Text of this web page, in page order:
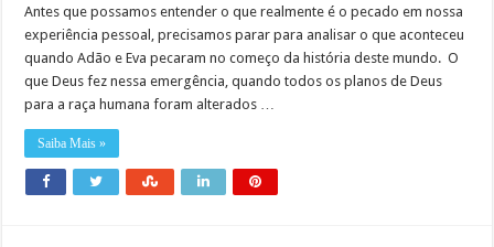
Antes que possamos entender o que realmente é o pecado em nossa
experiência pessoal, precisamos parar para analisar o que aconteceu
quando Adão e Eva pecaram no começo da história deste mundo. O
que Deus fez nessa emergência, quando todos os planos de Deus
para a raça humana foram alterados …
Saiba Mais »